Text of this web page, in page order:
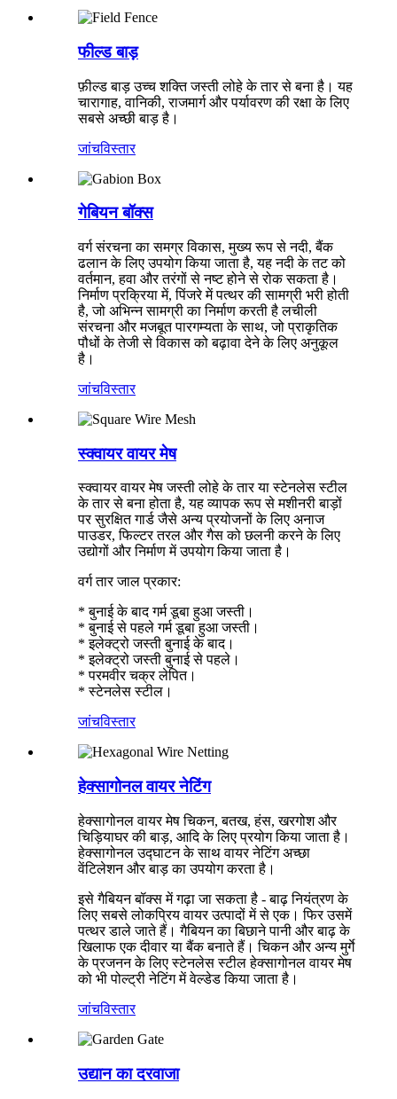
फील्ड बाड़
फ़ील्ड बाड़ उच्च शक्ति जस्ती लोहे के तार से बना है। यह
चारागाह, वानिकी, राजमार्ग और पर्यावरण की रक्षा के लिए
सबसे अच्छी बाड़ है।
जांचविस्तार
गेबियन बॉक्स
वर्ग संरचना का समग्र विकास, मुख्य रूप से नदी, बैंक
ढलान के लिए उपयोग किया जाता है, यह नदी के तट को
वर्तमान, हवा और तरंगों से नष्ट होने से रोक सकता है।
निर्माण प्रक्रिया में, पिंजरे में पत्थर की सामग्री भरी होती
है, जो अभिन्न सामग्री का निर्माण करती है लचीली
संरचना और मजबूत पारगम्यता के साथ, जो प्राकृतिक
पौधों के तेजी से विकास को बढ़ावा देने के लिए अनुकूल
है।
जांचविस्तार
स्क्वायर वायर मेष
स्क्वायर वायर मेष जस्ती लोहे के तार या स्टेनलेस स्टील
के तार से बना होता है, यह व्यापक रूप से मशीनरी बाड़ों
पर सुरक्षित गार्ड जैसे अन्य प्रयोजनों के लिए अनाज
पाउडर, फिल्टर तरल और गैस को छलनी करने के लिए
उद्योगों और निर्माण में उपयोग किया जाता है।
वर्ग तार जाल प्रकार:
* बुनाई के बाद गर्म डूबा हुआ जस्ती।
* बुनाई से पहले गर्म डूबा हुआ जस्ती।
* इलेक्ट्रो जस्ती बुनाई के बाद।
* इलेक्ट्रो जस्ती बुनाई से पहले।
* परमवीर चक्र लेपित।
* स्टेनलेस स्टील।
जांचविस्तार
हेक्सागोनल वायर नेटिंग
हेक्सागोनल वायर मेष चिकन, बतख, हंस, खरगोश और
चिड़ियाघर की बाड़, आदि के लिए प्रयोग किया जाता है।
हेक्सागोनल उद्घाटन के साथ वायर नेटिंग अच्छा
वेंटिलेशन और बाड़ का उपयोग करता है।
इसे गैबियन बॉक्स में गढ़ा जा सकता है - बाढ़ नियंत्रण के
लिए सबसे लोकप्रिय वायर उत्पादों में से एक। फिर उसमें
पत्थर डाले जाते हैं। गैबियन का बिछाने पानी और बाढ़ के
खिलाफ एक दीवार या बैंक बनाते हैं। चिकन और अन्य मुर्गे
के प्रजनन के लिए स्टेनलेस स्टील हेक्सागोनल वायर मेष
को भी पोल्ट्री नेटिंग में वेल्डेड किया जाता है।
जांचविस्तार
उद्यान का दरवाजा